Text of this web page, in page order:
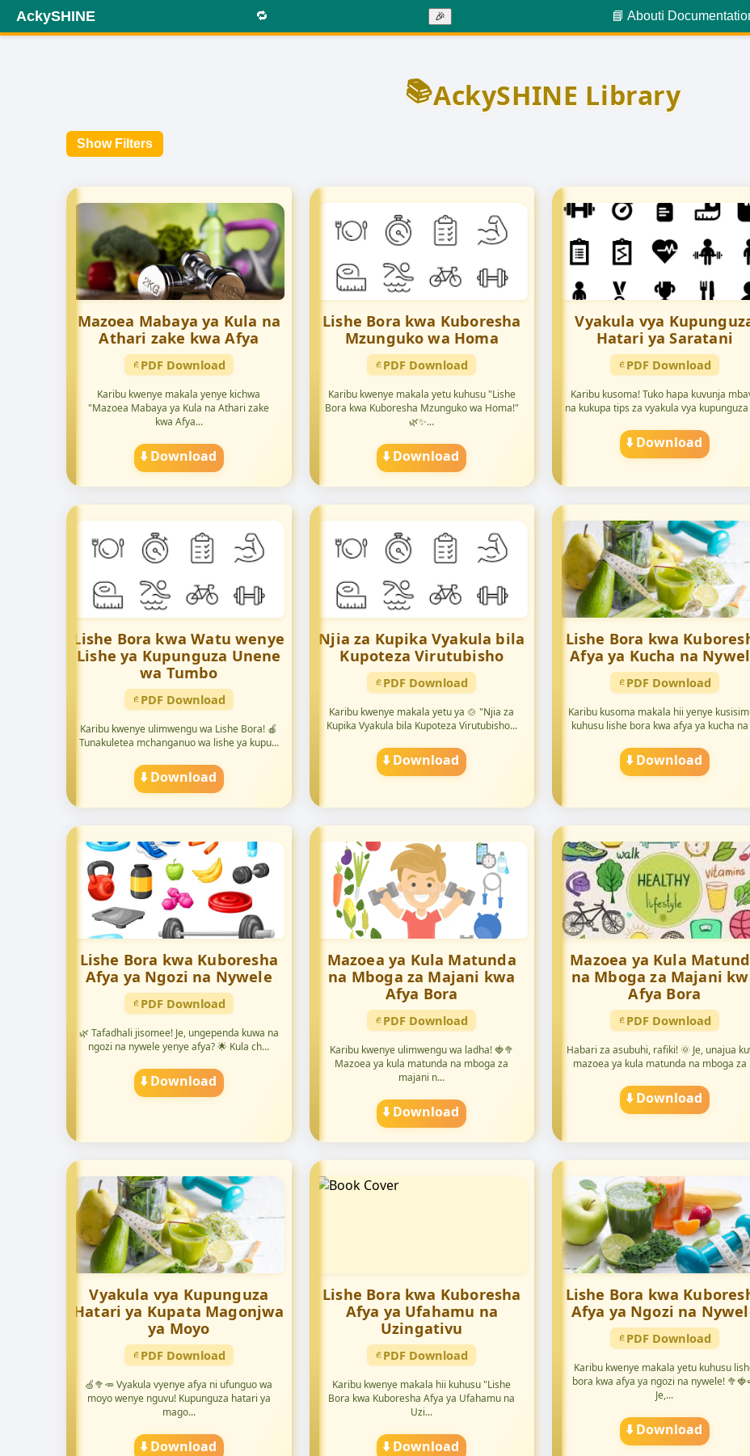
AckySHINE 🔁 🎉 📘 Aboutℹ️
📚AckySHINE Library
Show Filters
Mazoea Mabaya ya Kula na
Athari zake kwa Afya
PDF Download
Karibu kwenye makala yenye kichwa
"Mazoea Mabaya ya Kula na Athari zake
kwa Afya...
⬇️ Download
Lishe Bora kwa Kuboresha
Mzunguko wa Homa
PDF Download
Karibu kwenye makala yetu kuhusu "Lishe
Bora kwa Kuboresha Mzunguko wa Homa!"
🌿✨...
⬇️ Download
Vyakula vya
Hatari ya Saratani
PDF Download
Karibu kusoma! Tuko hapa kuvunja
na kukupa tips za vyakula vya kupunguza
⬇️ Download
Lishe Bora kwa Watu wenye
Lishe ya Kupunguza Unene
wa Tumbo
PDF Download
Karibu kwenye ulimwengu wa Lishe Bora! 🍎
Tunakuletea mchanganuo wa lishe ya kupu...
⬇️ Download
Njia za Kupika Vyakula bila
Kupoteza Virutubisho
PDF Download
Karibu kwenye makala yetu ya 🍲 "Njia za
Kupika Vyakula bila Kupoteza Virutubisho...
⬇️ Download
Lishe Bora kwa
Afya ya Kucha na
PDF Download
Karibu kusoma makala hii yenye
kuhusu lishe bora kwa afya ya kucha na
⬇️ Download
Lishe Bora kwa Kuboresha
Afya ya Ngozi na Nywele
PDF Download
🌿 Tafadhali jisomee! Je, ungependa kuwa na
ngozi na nywele yenye afya? 🌟 Kula ch...
⬇️ Download
Mazoea ya Kula Matunda
na Mboga za Majani kwa
Afya Bora
PDF Download
Karibu kwenye ulimwengu wa ladha! 🍓🥦
Mazoea ya kula matunda na mboga za
majani n...
⬇️ Download
Mazoea ya Kula
na Mboga za Majani
Afya Bora
PDF Download
Habari za asubuhi, rafiki! 🌞 Je, unajua
mazoea ya kula matunda na mboga za
⬇️ Download
Vyakula vya Kupunguza
Hatari ya Kupata Magonjwa
ya Moyo
PDF Download
🍏🥦🥕 Vyakula vyenye afya ni ufunguo wa
moyo wenye nguvu! Kupunguza hatari ya
mago...
⬇️ Download
Lishe Bora kwa Kuboresha
Afya ya Ufahamu na
Uzingativu
PDF Download
Karibu kwenye makala hii kuhusu "Lishe
Bora kwa Kuboresha Afya ya Ufahamu na
Uzi...
⬇️ Download
Lishe Bora kwa
Afya ya Ngozi na
PDF Download
Karibu kwenye makala yetu kuhusu
bora kwa afya ya ngozi na nywele!
Je,...
⬇️ Download